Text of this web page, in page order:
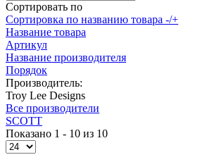
Сортировать по
Сортировка по названию товара -/+
Название товара
Артикул
Название производителя
Порядок
Производитель:
Troy Lee Designs
Все производители
SCOTT
Показано 1 - 10 из 10